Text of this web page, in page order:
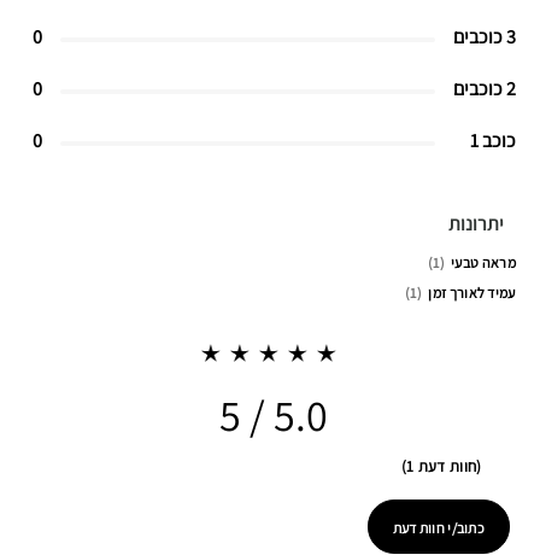
3 כוכבים 0
2 כוכבים 0
כוכב 1 0
יתרונות
מראה טבעי
1
עמיד לאורך זמן
1
5.0
חוות דעת 1
כתוב/י חוות דעת